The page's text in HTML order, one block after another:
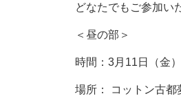
どなたでもご参加い
＜昼の部＞
時間：3月11日（金
場所： コットン古都